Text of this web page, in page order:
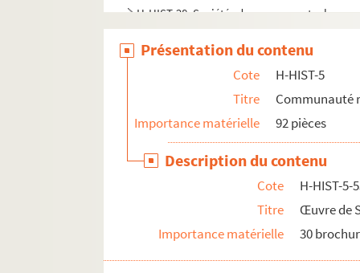
H-HIST-28. Sociétés de secours mutuels
H-HIST-34. Sociétés Diverses
H-HIST-35. Sociétés Diverses
H-HIST-36. Congrégations et confréries
H-HIST-37. Société d'Enseignement laïque
H-HIST-38. Sans titre
Présentation du contenu
Cote
H-HIST-5
Titre
Communauté
Importance matérielle
92 pièces
Description du contenu
Cote
H-HIST-5-
Titre
Œuvre de
Importance matérielle
30